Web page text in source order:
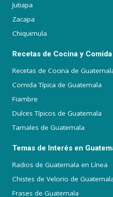
Jutiapa
Zacapa
Chiquimula
Recetas de Cocina y
Recetas de Cocina de
Comida Típica de Guatemala
Fiambre
Dulces Típicos de Guatemala
Tamales de Guatemala
Temas de Interés en
Radios de Guatemala en Línea
Chistes de Velorio de
Frases de Guatemala